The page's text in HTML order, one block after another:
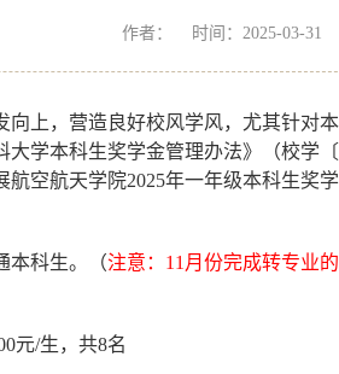
作者： 时间：2025-03-31
向上，营造良好校风学风，尤其针对
学本科生奖学金管理办法》（校学〔
航空航天学院2025年一年级本科生奖
本科生。（注意： 11 月份完成转专业
元/生，共8名